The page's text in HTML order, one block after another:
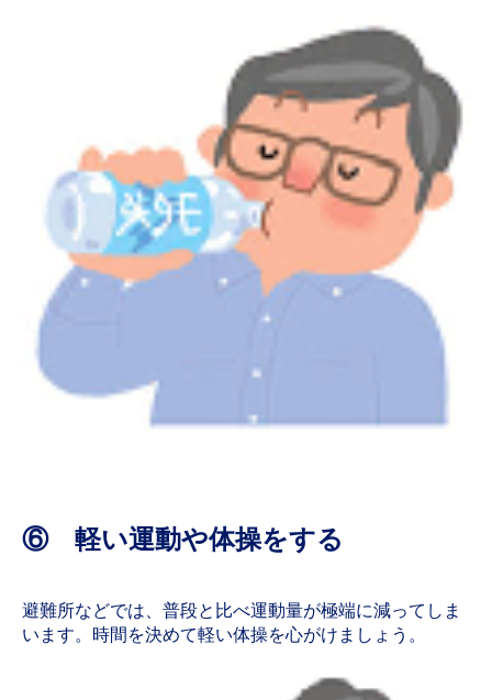
⑥ 軽い運動や体操をする
避難所などでは、普段と比べ運動量が極端に減ってしま
います。時間を決めて軽い体操を心がけましょう。